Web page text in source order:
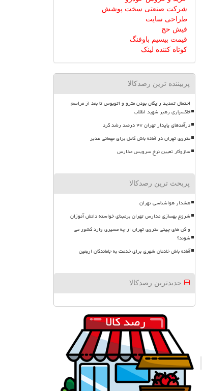
شرکت صنعتی سخت پوشش
طراحی سایت
فیش حج
قیمت بیسیم باوفنگ
کوتاه کننده لینک
پربیننده ترین رصدکالا
احتمال تمدید رایگان بودن مترو و اتوبوس تا بعد از مراسم
خاکسپاری رهبر شهید انقلاب
درآمدهای پایدار تهران ۴۷ درصد رشد کرد
متروی تهران در آماده باش کامل برای مهمانی غدیر
سازوکار تعیین نرخ سرویس مدارس
پربحث ترین رصدکالا
هشدار هواشناسی تهران
شروع بهسازی مدارس تهران برمبنای خواسته دانش آموزان
واگن های چینی متروی تهران از چه مسیری وارد کشور می
شوند؟
آماده باش خادمان شهری برای خدمت به جاماندگان اربعین
جدیدترین رصدکالا